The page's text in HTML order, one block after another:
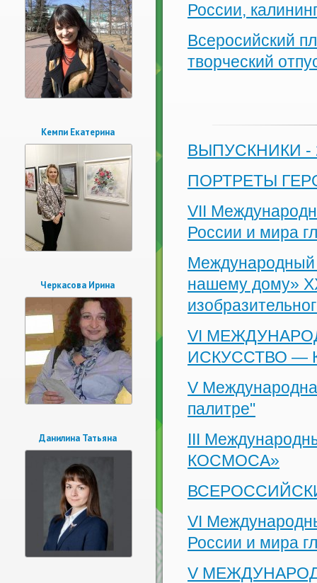
Кемпи Екатерина
Черкасова Ирина
Данилина Татьяна
России,
Всеросийский
творческий
ВЫПУСКНИКИ -
ПОРТРЕТЫ
VII
России и мира
Международный
нашему дому»
VI
ИСКУССТВО —
V
палитре"
III
КОСМОСА»
VI
России и мира
V